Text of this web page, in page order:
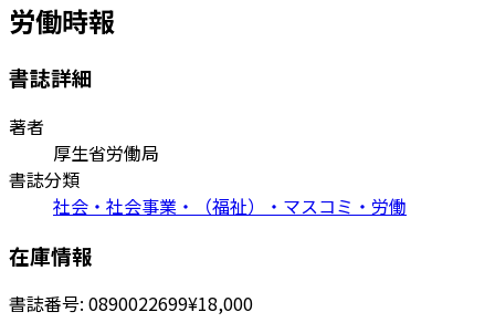
労働時報
書誌詳細
著者
厚生省労働局
書誌分類
社会・社会事業・（福祉）・マスコミ・労働
在庫情報
書誌番号: 0890022699¥18,000